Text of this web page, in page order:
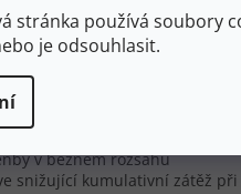
stránka používá soubory
je odsouhlasit.
zdraví nohou při
kotníku. Středně
kotníku a zachováním
v běžném rozsahu
snižující kumulativní zátěž při